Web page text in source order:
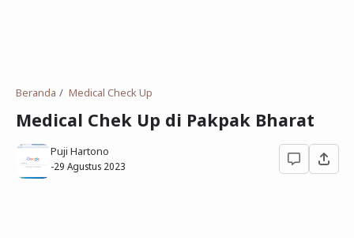
Gambar Orang dan Pohon
Download Soal
Tidak Bersekolah
Beranda Medical Check Up
Medical Chek Up di Pakpak Bharat
Puji Hartono
-29 Agustus 2023